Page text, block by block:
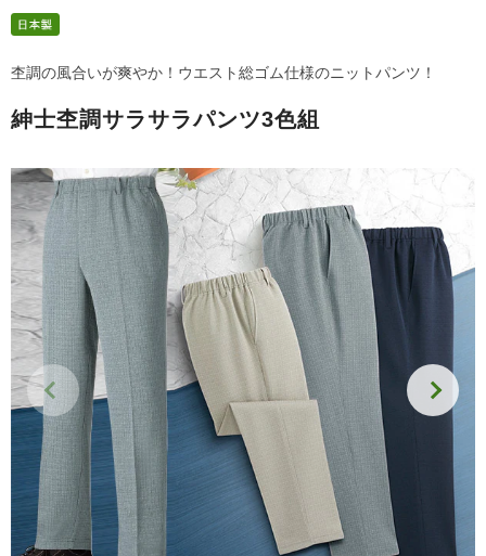
杢調の風合いが爽やか！ウエスト総ゴム仕様のニットパンツ！
紳士杢調サラサラパンツ3色組